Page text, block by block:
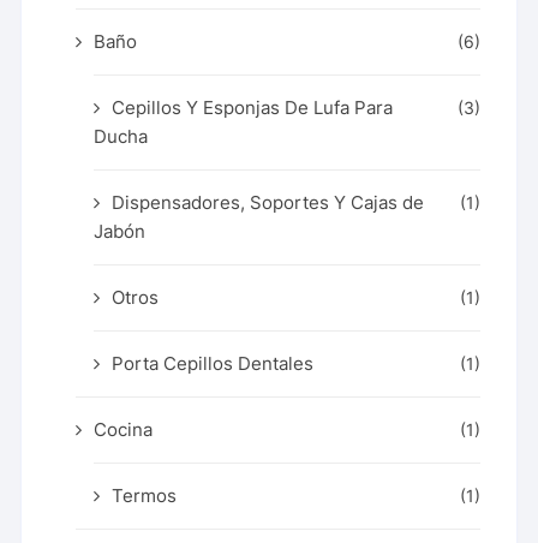
Baño (6)
Cepillos Y Esponjas De Lufa Para
Ducha
(3)
Dispensadores, Soportes Y Cajas de
Jabón
(1)
Otros (1)
Porta Cepillos Dentales (1)
Cocina (1)
Termos (1)